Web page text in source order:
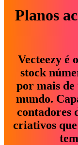
Planos
Vecteezy é
stock
por mais de
mundo.
contadores
criativos